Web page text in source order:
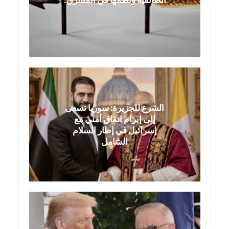
الشرع للجزيرة: سوريا تسعى
إلى إبرام اتفاق أمني مع
إسرائيل في إطار السلام
الشامل